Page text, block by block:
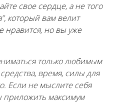
свое сердце, а не того
который вам велит
нравится, но вы уже
только любимым
время, силы для
Если не мыслите себя
приложить максимум